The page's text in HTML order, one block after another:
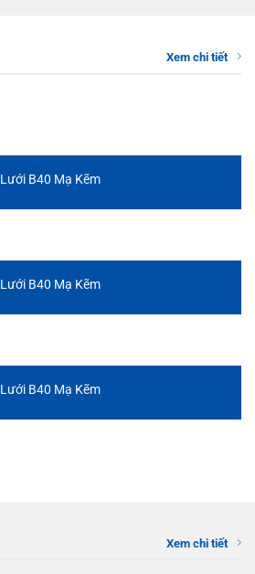
Xem chi tiết
Lưới B40 Mạ Kẽm
Lưới B40 Mạ Kẽm
Lưới B40 Mạ Kẽm
Xem chi tiết